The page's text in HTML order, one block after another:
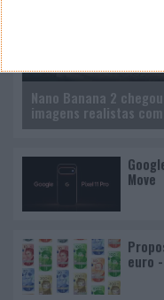
Nano Banana 2
imagens realistas com
Move
euro -